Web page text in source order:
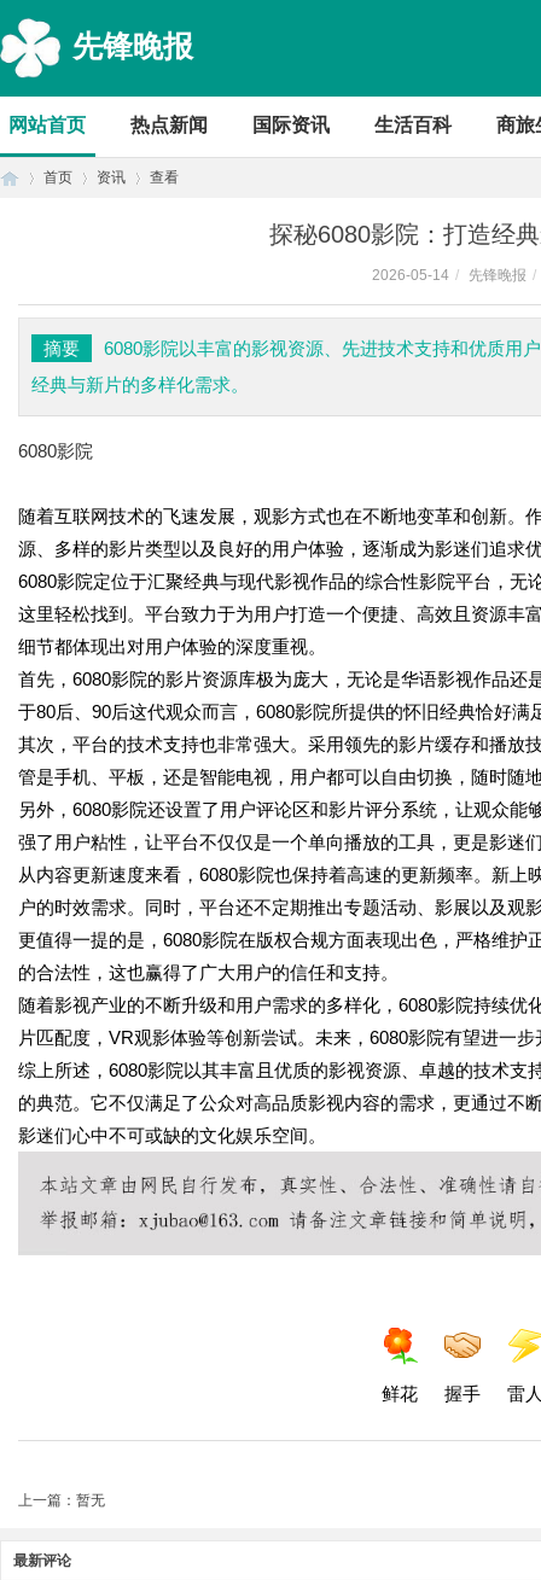
先锋晚报
网站首页 热点新闻 国际资讯 生活百科 商旅
首页 资讯 查看
探秘6080影院：打造经
2026-05-14 / 先锋晚报 /
摘要
6080影院以丰富的影视资源、先进技术支持和优质用
经典与新片的多样化需求。
6080影院
随着互联网技术的飞速发展，观影方式也在不断地变革和创新。
源、多样的影片类型以及良好的用户体验，逐渐成为影迷们追求
6080影院定位于汇聚经典与现代影视作品的综合性影院平台，
这里轻松找到。平台致力于为用户打造一个便捷、高效且资源丰
细节都体现出对用户体验的深度重视。
首先，6080影院的影片资源库极为庞大，无论是华语影视作品
于80后、90后这代观众而言，6080影院所提供的怀旧经典恰好
其次，平台的技术支持也非常强大。采用领先的影片缓存和播放
管是手机、平板，还是智能电视，用户都可以自由切换，随时随
另外，6080影院还设置了用户评论区和影片评分系统，让观众
强了用户粘性，让平台不仅仅是一个单向播放的工具，更是影迷
从内容更新速度来看，6080影院也保持着高速的更新频率。新
户的时效需求。同时，平台还不定期推出专题活动、影展以及观
更值得一提的是，6080影院在版权合规方面表现出色，严格维
的合法性，这也赢得了广大用户的信任和支持。
随着影视产业的不断升级和用户需求的多样化，6080影院持续
片匹配度，VR观影体验等创新尝试。未来，6080影院有望进一
综上所述，6080影院以其丰富且优质的影视资源、卓越的技术
的典范。它不仅满足了公众对高品质影视内容的需求，更通过
影迷们心中不可或缺的文化娱乐空间。
鲜花 握手 雷
上一篇：暂无
最新评论